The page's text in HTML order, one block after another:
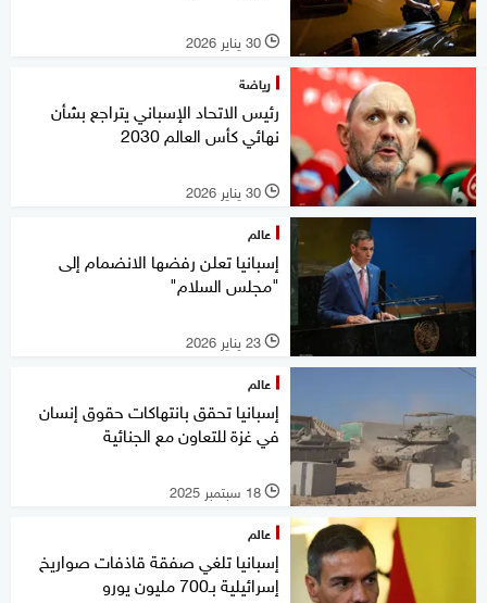
l 30 يناير 2026
رياضة
رئيس الاتحاد الإسباني يتراجع بشأن
نهائي كأس العالم 2030
l 30 يناير 2026
عالم
إسبانيا تعلن رفضها الانضمام إلى
"مجلس السلام"
l 23 يناير 2026
عالم
إسبانيا تحقق بانتهاكات حقوق إنسان
في غزة للتعاون مع الجنائية
l 18 سبتمبر 2025
عالم
إسبانيا تلغي صفقة قاذفات صواريخ
إسرائيلية بـ700 مليون يورو